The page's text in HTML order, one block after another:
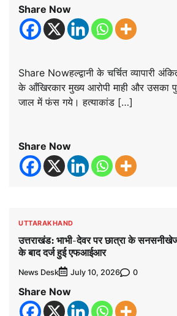
Share Now
Share Nowहल्द्वानी के चर्चित व्यापारी
के आँखिरकार मुख्य आरोपी माही और उसका
जाल में फंस गये। हत्याकांड […]
Share Now
UTTARAKHAND
उत्तराखंड: भाभी-देवर पर छात्रा के
के बाद दर्ज हुई एफआईआर
News Desk July 10, 2026 0
Share Now